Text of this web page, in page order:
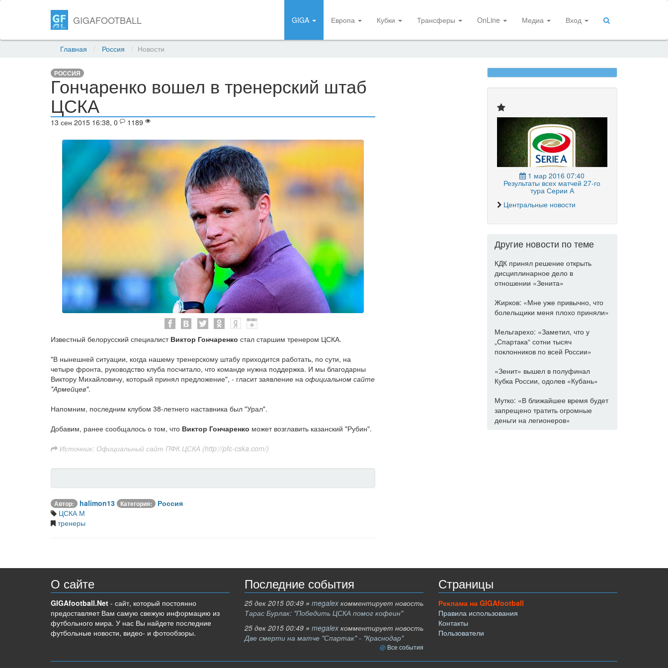
GIGAFOOTBALL GIGA Европа Кубки Трансферы OnLine Медиа Вход
Главная Россия Новости
РОССИЯ
Гончаренко вошел в тренерский штаб
ЦСКА
13 сен 2015 16:38, 0 1189
Известный белорусский специалист Виктор Гончаренко стал старшим тренером ЦСКА.
"В нынешней ситуации, когда нашему тренерскому штабу приходится работать, по сути, на
четыре фронта, руководство клуба посчитало, что команде нужна поддержка. И мы благодарны
Виктору Михайловичу, который принял предложение", - гласит заявление на официальном сайте
"Армейцев".
Напомним, последним клубом 38-летнего наставника был "Урал".
Добавим, ранее сообщалось о том, что Виктор Гончаренко может возглавить казанский "Рубин".
Источник: Официальный сайт ПФК ЦСКА (http://pfc-cska.com/)
Автор: halimon13 Категория:
Россия
ЦСКА М
тренеры
1 мар 2016 07:40
Результаты всех матчей 27-го
тура Серии А
Центральные новости
Другие новости по теме
КДК принял решение открыть
дисциплинарное дело в
отношении «Зенита»
Жирков: «Мне уже привычно, что
болельщики меня плохо приняли»
Мельгарехо: «Заметил, что у
„Спартака“ сотни тысяч
поклонников по всей России»
«Зенит» вышел в полуфинал
Кубка России, одолев «Кубань»
Мутко: «В ближайшее время будет
запрещено тратить огромные
деньги на легионеров»
О сайте
GIGAfootball.Net - сайт, который постоянно
предоставляет Вам самую свежую информацию из
футбольного мира. У нас Вы найдете последние
футбольные новости, видео- и фотообзоры.
Последние события
25 дек 2015 00:49 » megalex комментирует новость
Тарас Бурлак: "Победить ЦСКА помог кофеин"
25 дек 2015 00:49 » megalex комментирует новость
Две смерти на матче "Спартак" - "Краснодар"
Все события
Страницы
Реклама на GIGAfootball
Правила использования
Контакты
Пользователи